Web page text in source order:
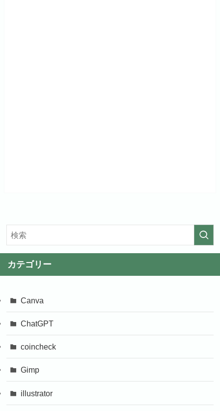
カテゴリー
Canva
ChatGPT
coincheck
Gimp
illustrator